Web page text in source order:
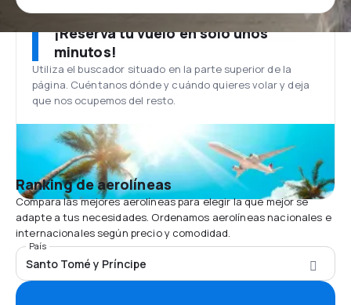
¡Reserva tu vuelo en solo unos
minutos!
Utiliza el buscador situado en la parte superior de la
página. Cuéntanos dónde y cuándo quieres volar y deja
que nos ocupemos del resto.
Ranking de aerolíneas
Compara las mejores aerolíneas para elegir la que mejor se
adapte a tus necesidades. Ordenamos aerolíneas nacionales e
internacionales según precio y comodidad.
País
Santo Tomé y Príncipe